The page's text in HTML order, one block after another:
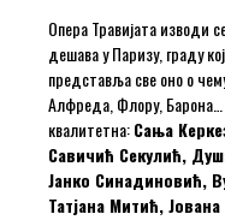
Опера Травијата изводи
дешава у Паризу, граду
представља све оно о
Алфреда, Флору, Барона…
квалитетна:Сања
Савичић Секулић,
Јанко Синадиновић,
Татјана Митић,